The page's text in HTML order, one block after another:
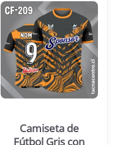
Camiseta de
Fútbol Gris con